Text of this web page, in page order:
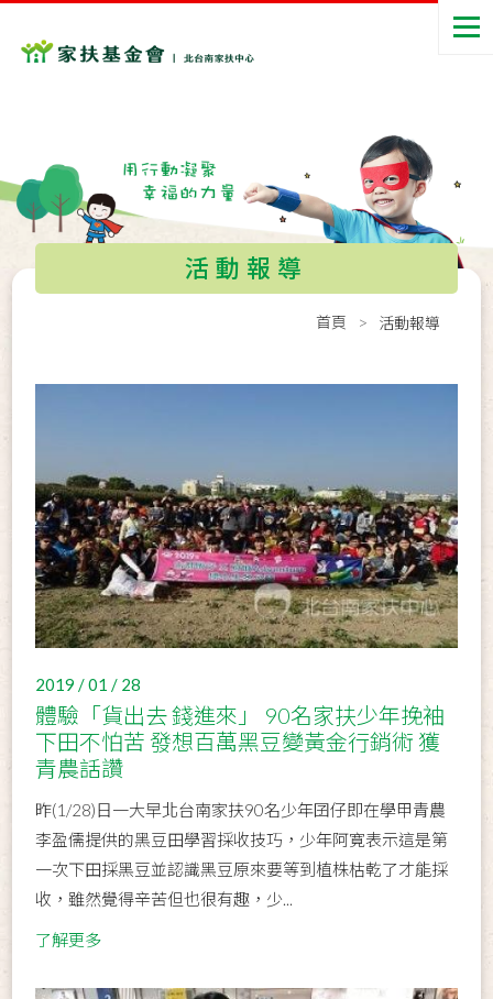
活動報導
首頁 活動報導
2019 / 01 / 28
體驗「貨出去 錢進來」 90名家扶少年挽袖
下田不怕苦 發想百萬黑豆變黃金行銷術 獲
青農話讚
昨(1/28)日一大早北台南家扶90名少年囝仔即在學甲青農
李盈儒提供的黑豆田學習採收技巧，少年阿寛表示這是第
一次下田採黑豆並認識黑豆原來要等到植株枯乾了才能採
收，雖然覺得辛苦但也很有趣，少...
了解更多